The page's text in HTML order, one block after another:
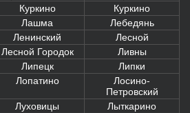
Куркино
Куркино
Лашма
Лебедянь
Ленинский
Лесной
Лесной Городок
Ливны
Липецк
Липки
Лопатино
Лосино-
Петровский
Луховицы
Лыткарино